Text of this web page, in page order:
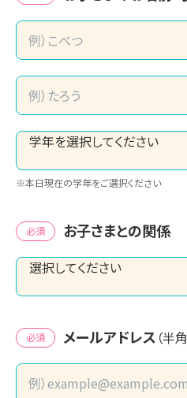
※本日現在の学年をご選択ください
必須 お子さまとの関係
必須 メールアドレス （半